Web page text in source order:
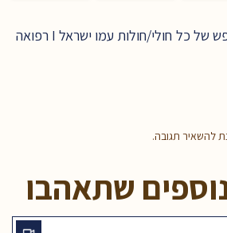
מוקדש לרפואת גוף ונפש של כל חולי/חולות עמו ישראל I רפואה
להשאיר תגובה.
שתאהבו